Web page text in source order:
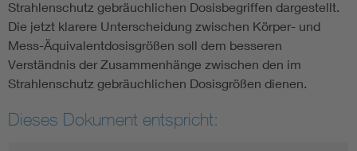
Strahlenschutz gebräuchlichen Dosisbegriffen dargestellt.
Die jetzt klarere Unterscheidung zwischen Körper- und
Mess-Äquivalentdosisgrößen soll dem besseren
Verständnis der Zusammenhänge zwischen den im
Strahlenschutz gebräuchlichen Dosisgrößen dienen.
Dieses Dokument entspricht: